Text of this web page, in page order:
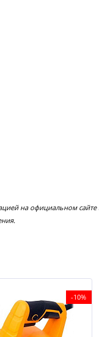
на официальном
-10%